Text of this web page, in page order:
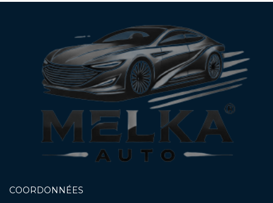
COORDONNÉES